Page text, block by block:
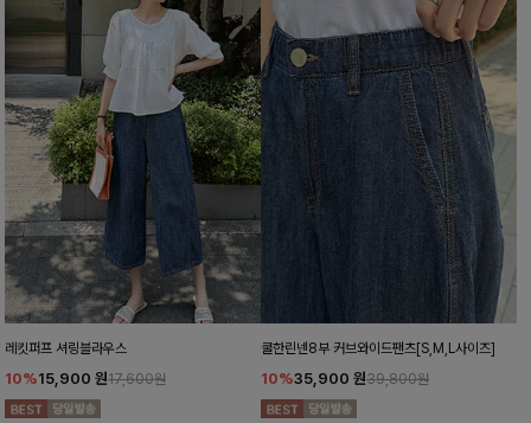
레킷퍼프 셔링블라우스
10%15,900 원17,600원
쿨한린넨8부 커브와이드팬츠[S,M,L사이즈]
10%35,900 원39,800원